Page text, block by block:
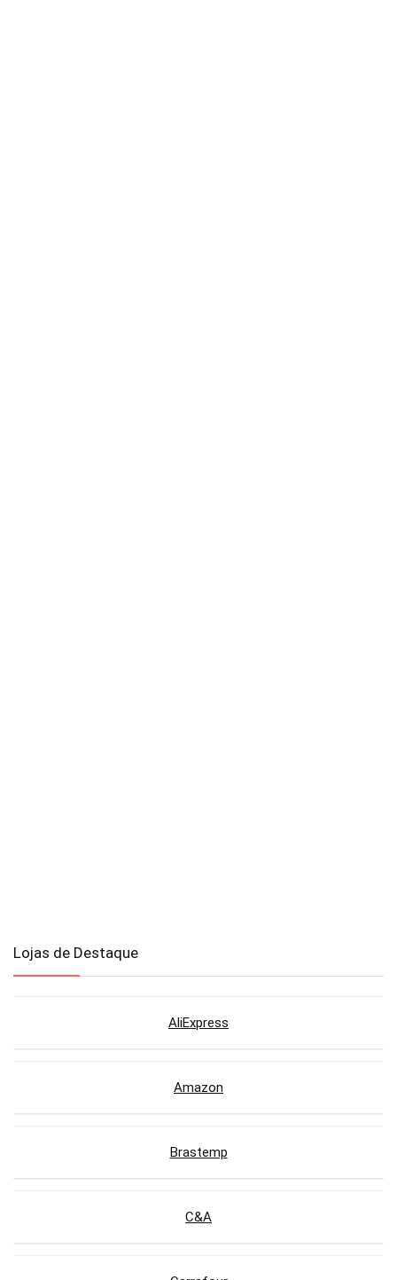
Lojas de Destaque
AliExpress
Amazon
Brastemp
C&A